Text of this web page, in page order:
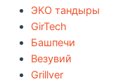
ЭКО тандыры
GirTech
Башпечи
Везувий
Grillver